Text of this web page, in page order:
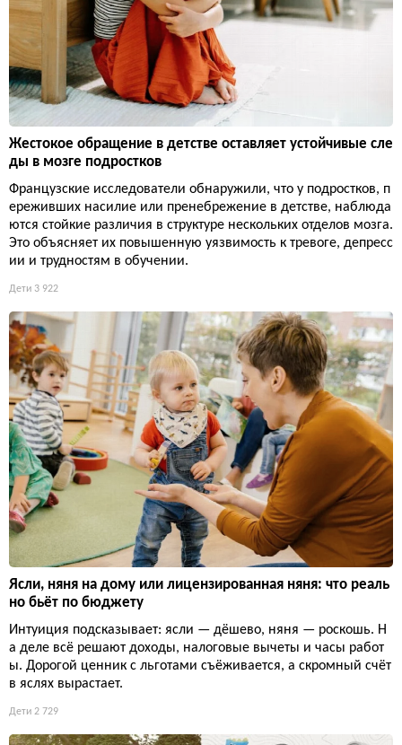
Жестокое обращение в детстве оставляет устойчивые сле
ды в мозге подростков
Французские исследователи обнаружили, что у подростков, п
ереживших насилие или пренебрежение в детстве, наблюда
ются стойкие различия в структуре нескольких отделов мозга.
Это объясняет их повышенную уязвимость к тревоге, депресс
ии и трудностям в обучении.
Дети 3 922
Ясли, няня на дому или лицензированная няня: что реаль
но бьёт по бюджету
Интуиция подсказывает: ясли — дёшево, няня — роскошь. Н
а деле всё решают доходы, налоговые вычеты и часы работ
ы. Дорогой ценник с льготами съёживается, а скромный счёт
в яслях вырастает.
Дети 2 729